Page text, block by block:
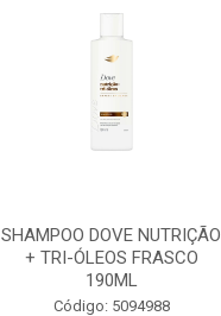
SHAMPOO DOVE NUTRIÇÃO
+ TRI-ÓLEOS FRASCO
190ML
Código: 5094988